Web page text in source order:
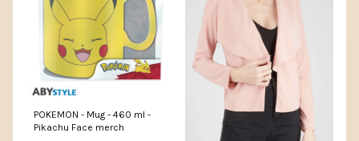
POKEMON - Mug - 460 ml -
Pikachu Face merch